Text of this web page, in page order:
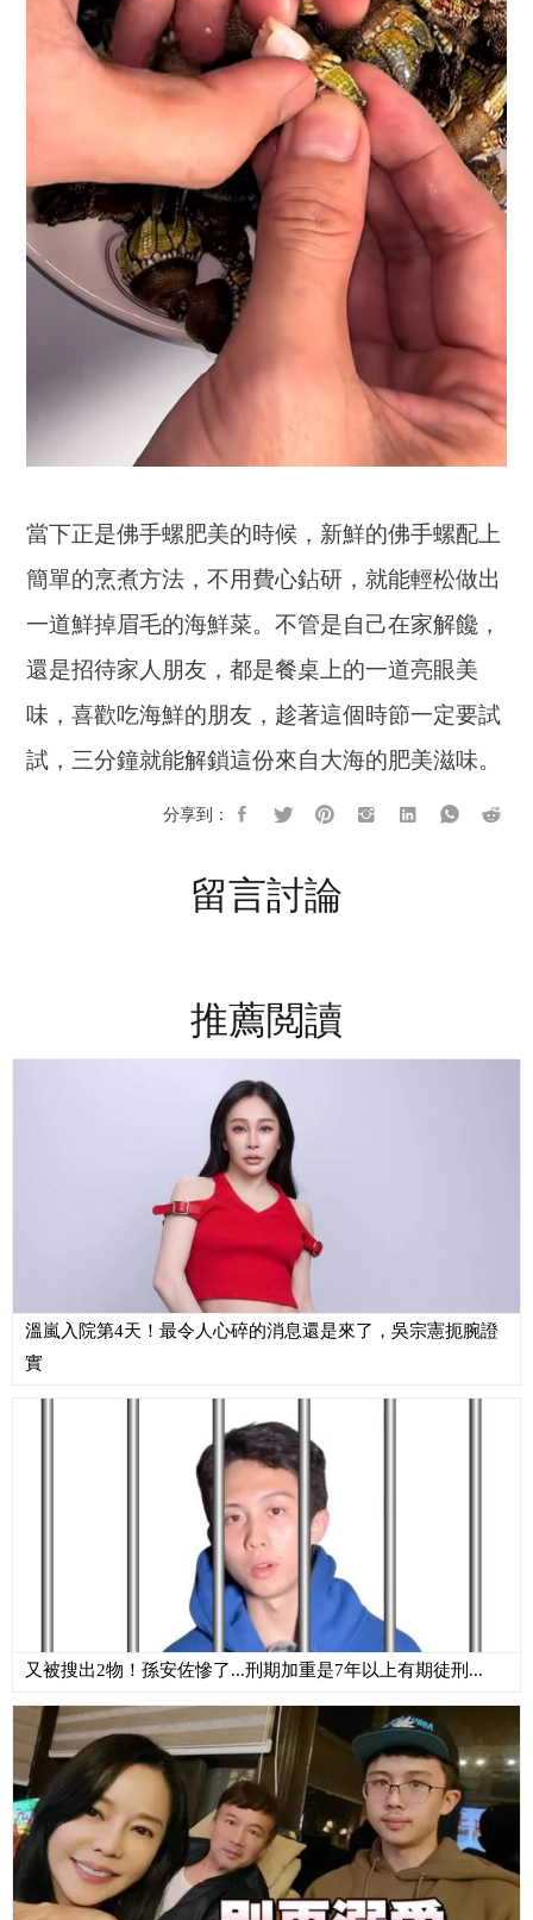
當下正是佛手螺肥美的時候，新鮮的佛手螺配上
簡單的烹煮方法，不用費心鉆研，就能輕松做出
一道鮮掉眉毛的海鮮菜。不管是自己在家解饞，
還是招待家人朋友，都是餐桌上的一道亮眼美
味，喜歡吃海鮮的朋友，趁著這個時節一定要試
試，三分鐘就能解鎖這份來自大海的肥美滋味。
分享到：
留言討論
推薦閲讀
溫嵐入院第4天！最令人心碎的消息還是來了，吳宗憲扼腕證
實
又被搜出2物！孫安佐慘了...刑期加重是7年以上有期徒刑...